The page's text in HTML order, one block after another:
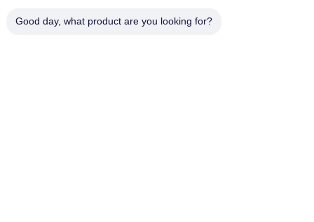
Good day, what product are you looking for?